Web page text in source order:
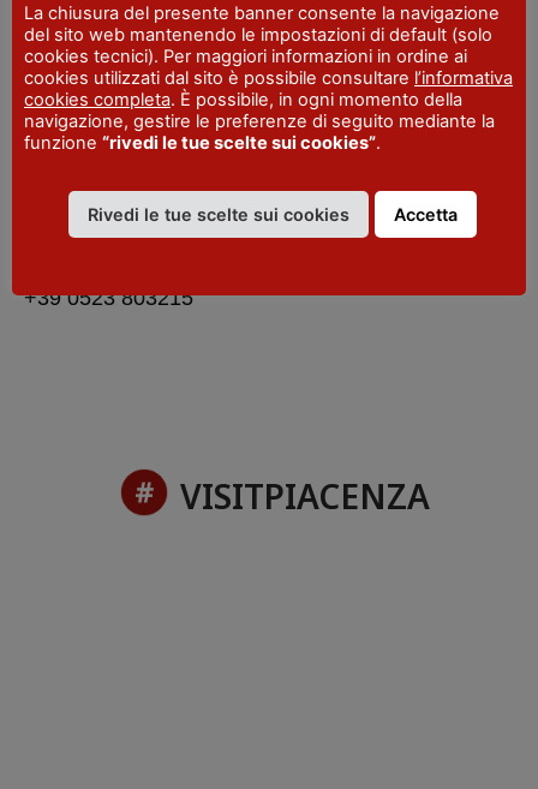
INDIRIZZO
Piazza del Municipio - Castell'Arquato
SITO WEB
castellarquatoturismo.it
EMAIL
TELEFONO
+39 0523 803215
+39 0523 803215
VISITPIACENZA
La chiusura del presente banner consente la navigazione
del sito web mantenendo le impostazioni di default (solo
cookies tecnici). Per maggiori informazioni in ordine ai
cookies utilizzati dal sito è possibile consultare l’informativa
cookies completa. È possibile, in ogni momento della
navigazione, gestire le preferenze di seguito mediante la
funzione “rivedi le tue scelte sui cookies”.
Rivedi le tue scelte sui cookies Accetta